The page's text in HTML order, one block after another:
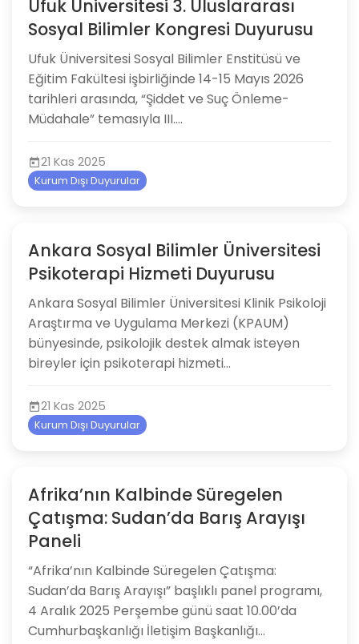
Ufuk Üniversitesi 3. Uluslararası
Sosyal Bilimler Kongresi Duyurusu
Ufuk Üniversitesi Sosyal Bilimler Enstitüsü ve
Eğitim Fakültesi işbirliğinde 14-15 Mayıs 2026
tarihleri arasında, “Şiddet ve Suç Önleme-
Müdahale” temasıyla III....
21 Kas 2025
Kurum Dışı Duyurular
Ankara Sosyal Bilimler Üniversitesi
Psikoterapi Hizmeti Duyurusu
Ankara Sosyal Bilimler Üniversitesi Klinik Psikoloji
Araştırma ve Uygulama Merkezi (KPAUM)
bünyesinde, psikolojik destek almak isteyen
bireyler için psikoterapi hizmeti...
21 Kas 2025
Kurum Dışı Duyurular
Afrika’nın Kalbinde Süregelen
Çatışma: Sudan’da Barış Arayışı
Paneli
“Afrika’nın Kalbinde Süregelen Çatışma:
Sudan’da Barış Arayışı” başlıklı panel programı,
4 Aralık 2025 Perşembe günü saat 10.00’da
Cumhurbaşkanlığı İletişim Başkanlığı...